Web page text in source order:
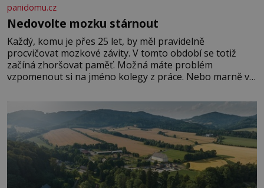
panidomu.cz
Nedovolte mozku stárnout
Každý, komu je přes 25 let, by měl pravidelně
procvičovat mozkové závity. V tomto období se totiž
začíná zhoršovat paměť. Možná máte problém
vzpomenout si na jméno kolegy z práce. Nebo marně v
Je to opravdu tak, s věkem jako kdyby se paměť
rozhodla stávkovat. Cvičte